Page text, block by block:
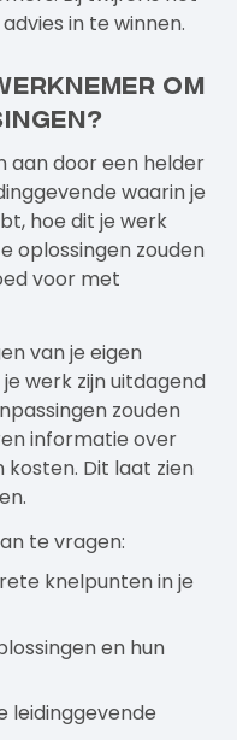
in te winnen.
om
aan door een helder
waarin je
hoe dit je werk
oplossingen zouden
voor met
van je eigen
werk zijn uitdagend
zouden
informatie over
kosten. Dit laat zien
te vragen:
knelpunten in je
en hun
leidinggevende